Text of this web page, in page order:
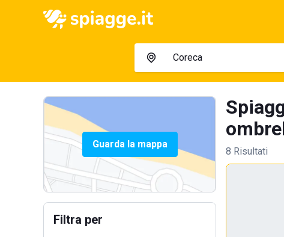
Guarda la mappa
Filtra per
8 Risultati